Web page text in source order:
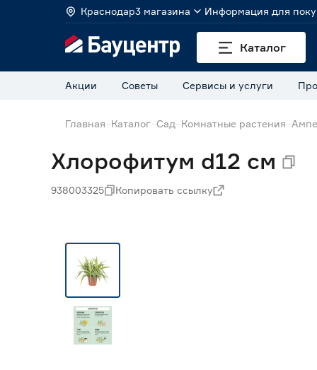
Краснодар3 магазина Информация для
Каталог
Акции Советы Сервисы и услуги
Главная Каталог Сад Комнатные растения
Хлорофитум d12 см
938003325 Копировать ссылку